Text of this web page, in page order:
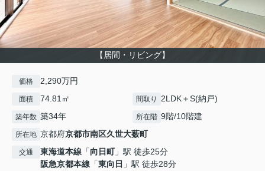
【居間・リビング】
価格 2,290万円
面積 74.81㎡ 間取り 2LDK＋S(納戸)
築年数 築34年 所在階 9階/10階建
所在地 京都府京都市南区久世大薮町
交通 東海道本線 「向日町」駅 徒歩25分
阪急京都本線 「東向日 」駅 徒歩28分